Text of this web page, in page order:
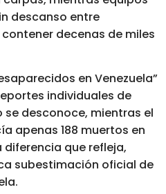
descanso entre
decenas de miles
en Venezuela”
individuales de
desconoce, mientras el
apenas 188 muertos en
que refleja,
subestimación oficial de